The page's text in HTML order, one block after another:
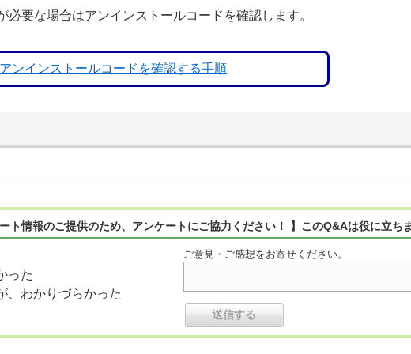
必要な場合はアンインストールコードを確認します。
ンインストールコードを確認する手順
ート情報のご提供のため、アンケートにご協力ください！ 】このQ&Aは役に立ち
った
、わかりづらかった
ご意見・ご感想をお寄せください。